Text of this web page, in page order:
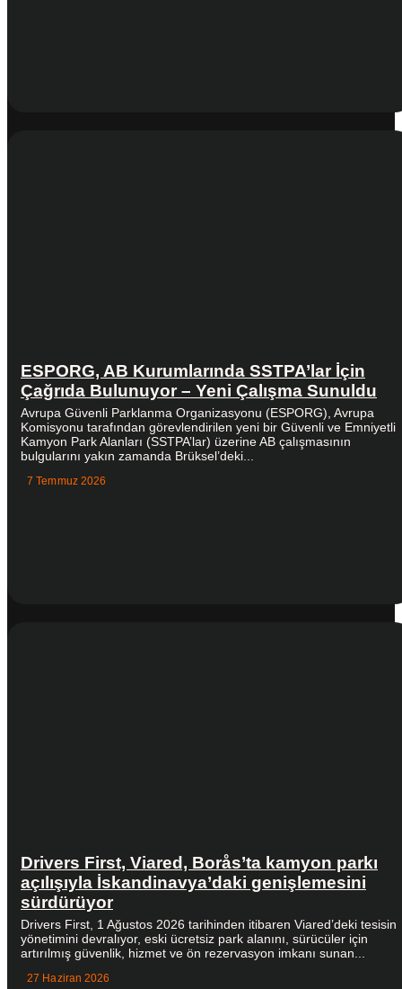
ESPORG, AB Kurumlarında SSTPA’lar İçin
Çağrıda Bulunuyor – Yeni Çalışma Sunuldu
Avrupa Güvenli Parklanma Organizasyonu (ESPORG), Avrupa
Komisyonu tarafından görevlendirilen yeni bir Güvenli ve Emniyetli
Kamyon Park Alanları (SSTPA’lar) üzerine AB çalışmasının
bulgularını yakın zamanda Brüksel’deki...
7 Temmuz 2026
Drivers First, Viared, Borås’ta kamyon parkı
açılışıyla İskandinavya’daki genişlemesini
sürdürüyor
Drivers First, 1 Ağustos 2026 tarihinden itibaren Viared’deki tesisin
yönetimini devralıyor, eski ücretsiz park alanını, sürücüler için
artırılmış güvenlik, hizmet ve ön rezervasyon imkanı sunan...
27 Haziran 2026